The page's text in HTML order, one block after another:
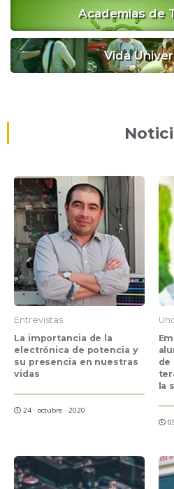
Academias de
Vida
Entrevistas
La importancia de la
electrónica de potencia y
su presencia en nuestras
vidas
24 · octubre · 2020
de
la